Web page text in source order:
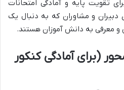
تقویت پایه و آمادگی امتحانات
و مشاوران که به دنبال یک
و معرفی به دانش آموزان هستند.
(برای آمادگی کنکور